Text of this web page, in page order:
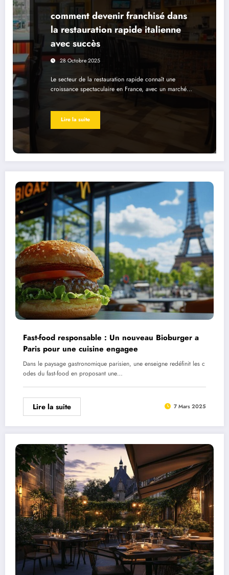
comment devenir franchisé dans
la restauration rapide italienne
avec succès
28 Octobre 2025
Le secteur de la restauration rapide connaît une
croissance spectaculaire en France, avec un marché…
Lire la suite
Fast-food responsable : Un nouveau Bioburger a
Paris pour une cuisine engagee
Dans le paysage gastronomique parisien, une enseigne redéfinit les c
odes du fast-food en proposant une…
Lire la suite 7 Mars 2025